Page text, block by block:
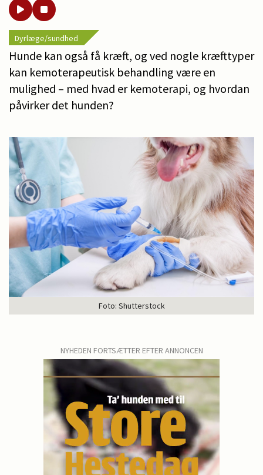
Dyrlæge/sundhed
Hunde kan også få kræft, og ved nogle kræfttyper
kan kemoterapeutisk behandling være en
mulighed – med hvad er kemoterapi, og hvordan
påvirker det hunden?
Foto: Shutterstock
NYHEDEN FORTSÆTTER EFTER ANNONCEN